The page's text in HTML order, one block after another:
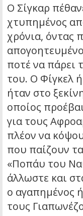
Ο Σίγκαρ
χτυπημένος
χρόνια, όντας
ποτέ να πάρει
του. Ο Φίγκελ
ήταν στο
οποίος
για τους
πλέον να
που παίζουν
«Ποπάυ του
άλλωστε και
ο αγαπημένος
τους